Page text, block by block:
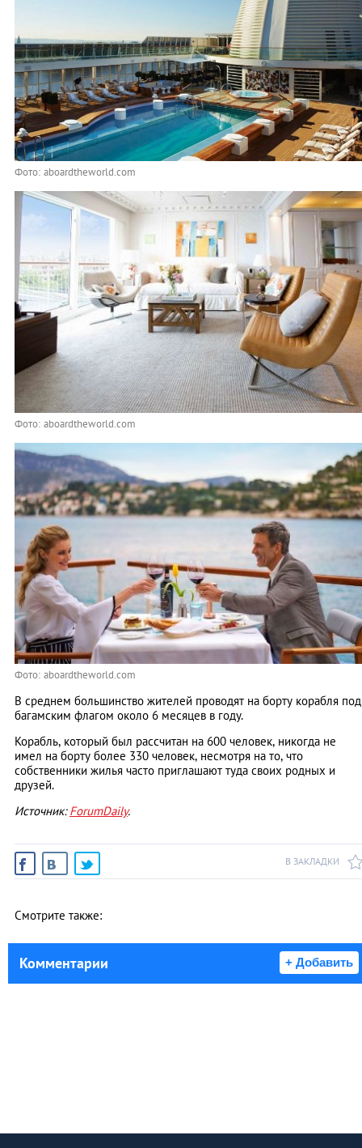
Фото: aboardtheworld.com
Фото: aboardtheworld.com
Фото: aboardtheworld.com
В среднем большинство жителей проводят на борту корабля под
багамским флагом около 6 месяцев в году.
Корабль, который был рассчитан на 600 человек, никогда не
имел на борту более 330 человек, несмотря на то, что
собственники жилья часто приглашают туда своих родных и
друзей.
Источник:ForumDaily.
В ЗАКЛАДКИ
Смотрите также:
Комментарии + Добавить